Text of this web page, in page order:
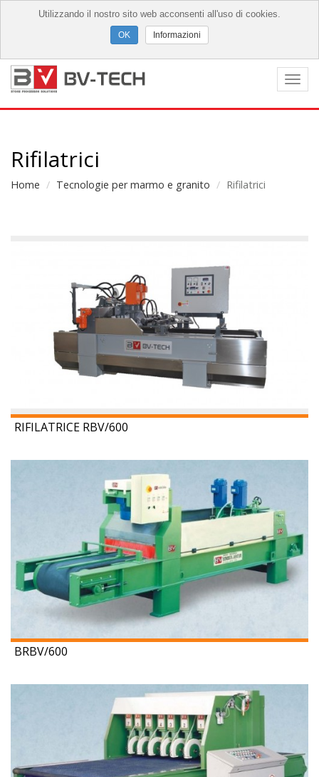
Rifilatrici
Home Tecnologie per marmo e granito Rifilatrici
RIFILATRICE RBV/600
BRBV/600
Utilizzando il nostro sito web acconsenti all'uso di cookies.
Informazioni